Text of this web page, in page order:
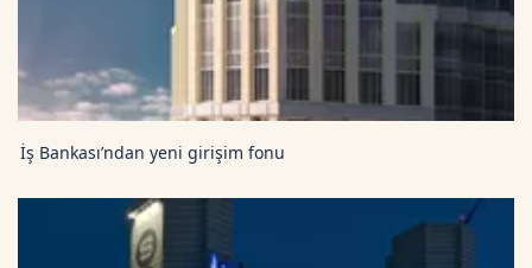
İş Bankası’ndan yeni girişim fonu